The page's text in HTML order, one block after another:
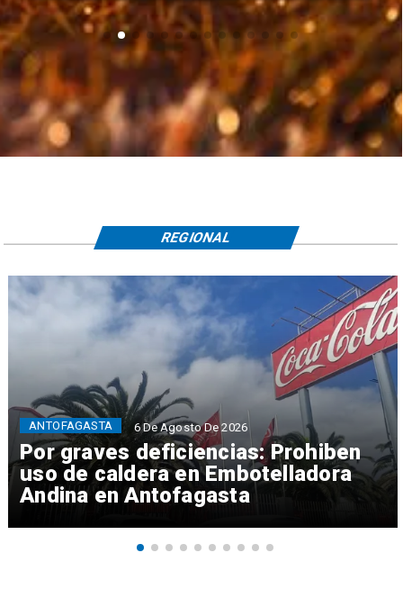
Por graves deficiencias: Prohiben
uso de caldera en Embotelladora
Andina en Antofagasta
ANTOFAGASTA 6 De Agosto De 2026
REGIONAL